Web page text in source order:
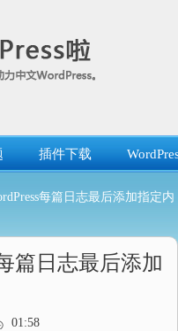
插件下载
每篇日志最后添加指定内
篇日志最后添加
01:58